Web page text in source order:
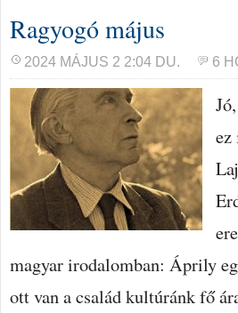
Ragyogó május
2024 MÁJUS 2 2:04 DU. 6
magyar irodalomban: Áprily
ott van a család kultúránk fő